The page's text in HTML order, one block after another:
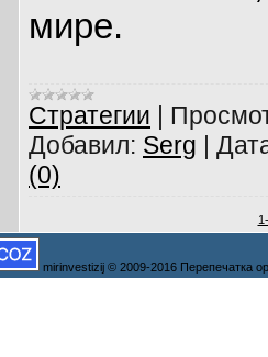
мире.
Cтратегии |
Добавил: Serg |
(0)
mirinvestizij © 2009-2016 Перепечатка